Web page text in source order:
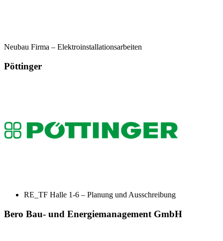
Neubau Firma – Elektroinstallationsarbeiten
Pöttinger
RE_TF Halle 1-6 – Planung und Ausschreibung
Bero Bau- und Energiemanagement GmbH